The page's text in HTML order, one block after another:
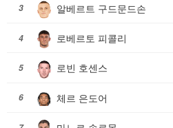
3 알베르트 구드문드손
4 로베르토 피콜리
5 로빈 호센스
6 체르 은도어